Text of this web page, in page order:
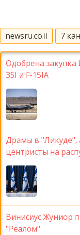
newsru.co.il 7
Одобрена закупка
35I и F-15IA
Драмы в "Ликуде",
центристы на
Винисиус Жуниор
"Реалом"